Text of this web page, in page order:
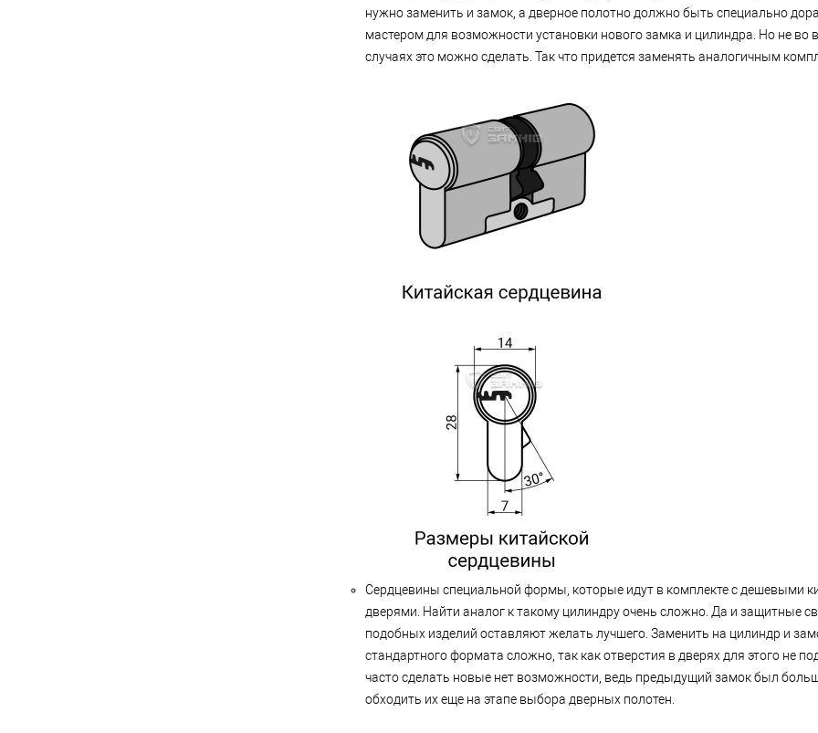
нужно заменить и замок, а дверное полотно должно быть специально
мастером для возможности установки нового замка и цилиндра. Но не во
случаях это можно сделать. Так что придется заменять аналогичным
Сердцевины специальной формы, которые идут в комплекте с дешевыми
дверями. Найти аналог к ​​такому цилиндру очень сложно. Да и защитные
подобных изделий оставляют желать лучшего. Заменить на цилиндр и
стандартного формата сложно, так как отверстия в дверях для этого не
часто сделать новые нет возможности, ведь предыдущий замок был
обходить их еще на этапе выбора дверных полотен.